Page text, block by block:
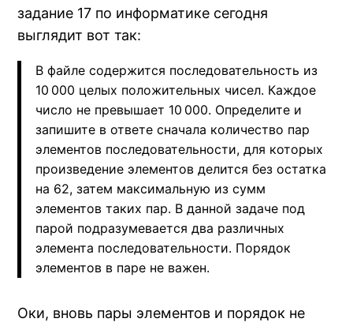
задание 17 по информатике сегодня
выглядит вот так:
В файле содержится последовательность из
10 000 целых положительных чисел. Каждое
число не превышает 10 000. Определите и
запишите в ответе сначала количество пар
элементов последовательности, для которых
произведение элементов делится без остатка
на 62, затем максимальную из сумм
элементов таких пар. В данной задаче под
парой подразумевается два различных
элемента последовательности. Порядок
элементов в паре не важен.
Оки, вновь пары элементов и порядок не